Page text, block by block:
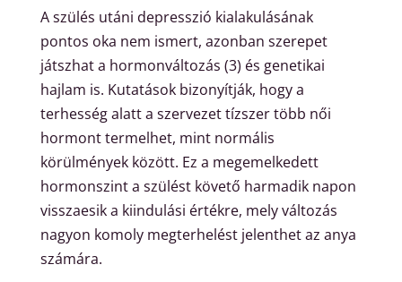
A szülés utáni depresszió kialakulásának
pontos oka nem ismert, azonban szerepet
játszhat a hormonváltozás (3) és genetikai
hajlam is. Kutatások bizonyítják, hogy a
terhesség alatt a szervezet tízszer több női
hormont termelhet, mint normális
körülmények között. Ez a megemelkedett
hormonszint a szülést követő harmadik napon
visszaesik a kiindulási értékre, mely változás
nagyon komoly megterhelést jelenthet az anya
számára.